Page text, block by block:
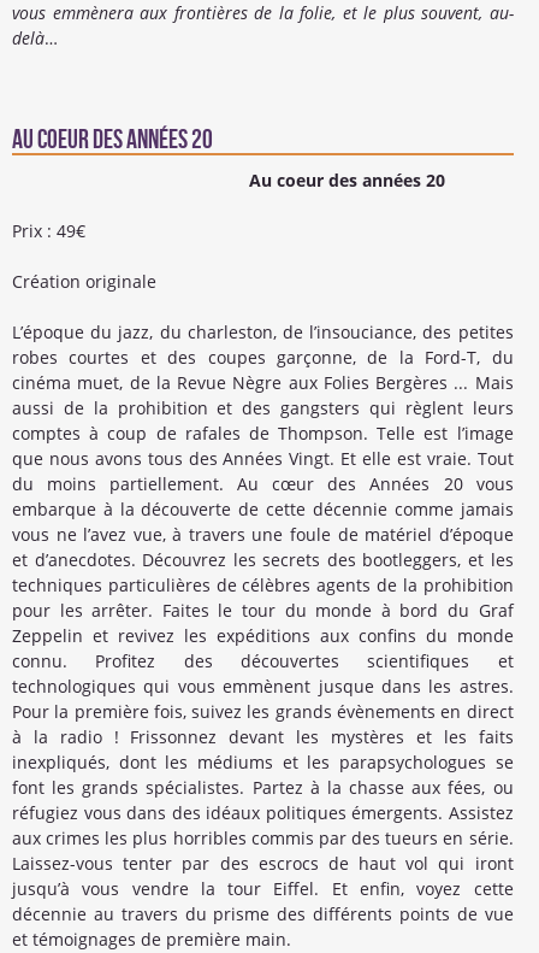
vous emmènera aux frontières de la folie, et le plus souvent, au-
delà…
Au coeur des années 20
Au coeur des années 20
Prix : 49€
Création originale
L’époque du jazz, du charleston, de l’insouciance, des petites
robes courtes et des coupes garçonne, de la Ford-T, du
cinéma muet, de la Revue Nègre aux Folies Bergères ... Mais
aussi de la prohibition et des gangsters qui règlent leurs
comptes à coup de rafales de Thompson. Telle est l’image
que nous avons tous des Années Vingt. Et elle est vraie. Tout
du moins partiellement. Au cœur des Années 20 vous
embarque à la découverte de cette décennie comme jamais
vous ne l’avez vue, à travers une foule de matériel d’époque
et d’anecdotes. Découvrez les secrets des bootleggers, et les
techniques particulières de célèbres agents de la prohibition
pour les arrêter. Faites le tour du monde à bord du Graf
Zeppelin et revivez les expéditions aux confins du monde
connu. Profitez des découvertes scientifiques et
technologiques qui vous emmènent jusque dans les astres.
Pour la première fois, suivez les grands évènements en direct
à la radio ! Frissonnez devant les mystères et les faits
inexpliqués, dont les médiums et les parapsychologues se
font les grands spécialistes. Partez à la chasse aux fées, ou
réfugiez vous dans des idéaux politiques émergents. Assistez
aux crimes les plus horribles commis par des tueurs en série.
Laissez-vous tenter par des escrocs de haut vol qui iront
jusqu’à vous vendre la tour Eiffel. Et enfin, voyez cette
décennie au travers du prisme des différents points de vue
et témoignages de première main.